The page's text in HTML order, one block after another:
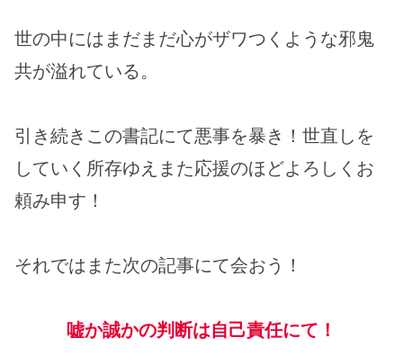
世の中にはまだまだ心がザワつくような邪鬼
共が溢れている。
引き続きこの書記にて悪事を暴き！世直しを
していく所存ゆえまた応援のほどよろしくお
頼み申す！
それではまた次の記事にて会おう！
嘘か誠かの判断は自己責任にて！